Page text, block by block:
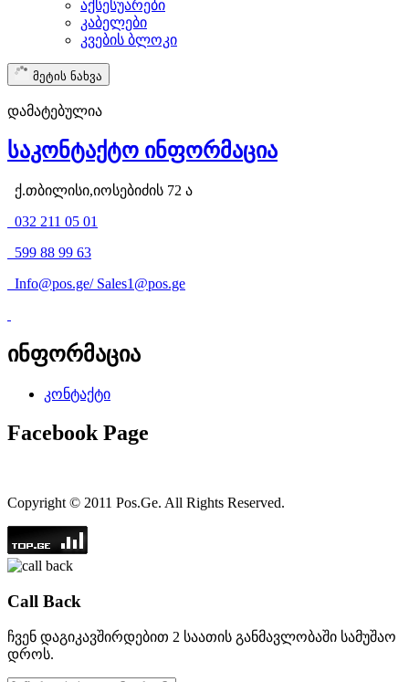
აქსესუარები
კაბელები
კვების ბლოკი
მეტის ნახვა
დამატებულია
საკონტაქტო ინფორმაცია
ქ.თბილისი,იოსებიძის 72 ა
032 211 05 01
599 88 99 63
Info@pos.ge/ Sales1@pos.ge
ინფორმაცია
კონტაქტი
Facebook Page
Copyright © 2011 Pos.Ge. All Rights Reserved.
Call Back
ჩვენ დაგიკავშირდებით 2 საათის განმავლობაში სამუშაო
დროს.